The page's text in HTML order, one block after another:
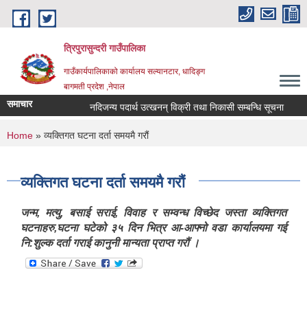
Skip to main content
त्रिपुरासुन्दरी गाउँपालिका
गाउँकार्यपालिकाको कार्यालय सल्यानटार, धादिङ्ग
बागमती प्रदेश ,नेपाल
समाचार नदिजन्य पदार्थ उत्खनन् विक्री तथा निकासी सम्बन्धि सूचना
You are here
Home » व्यक्तिगत घटना दर्ता समयमै गरौं
व्यक्तिगत घटना दर्ता समयमै गरौं
जन्म, मत्यु, बसाई सराई, विवाह र सम्वन्ध विच्छेद जस्ता व्यक्तिगत
घटनाहरु,घटना घटेको ३५ दिन भित्र आ-आफ्नो वडा कार्यालयमा गई
नि:शुल्क दर्ता गराई कानुनी मान्यता प्राप्त गरौं ।